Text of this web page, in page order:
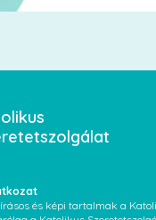
és képi tartalmak a